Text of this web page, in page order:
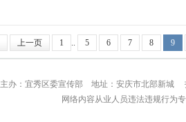
上一页 1 .. 5 6 7 8 9
主办：宜秀区委宣传部 地址：安庆市北
网络内容从业人员违法违规行